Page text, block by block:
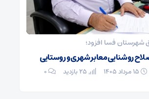
شهرستان فسا افزود؛
روشنایی معابر شهری و روستایی
۰